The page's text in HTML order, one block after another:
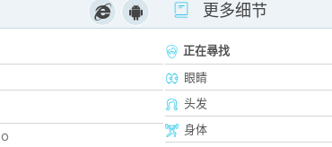
更多细节
正在尋找
眼睛
头发
身体